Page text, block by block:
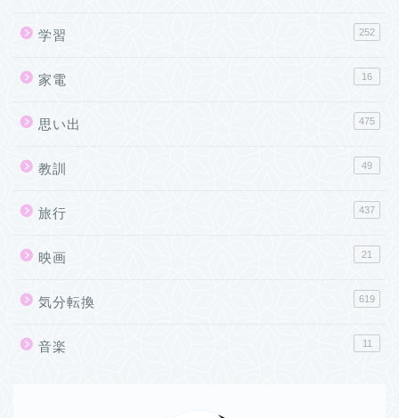
学習 252
家電 16
思い出 475
教訓 49
旅行 437
映画 21
気分転換 619
音楽 11